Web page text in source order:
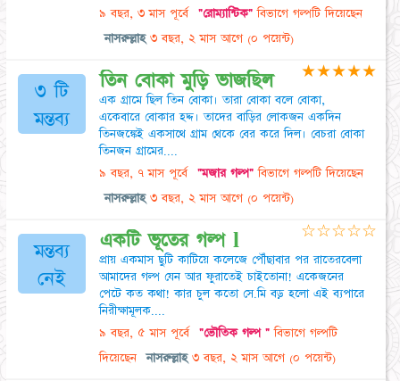
৯ বছর, ৩ মাস পূর্বে "রোম্যান্টিক"বিভাগে গল্পটি দিয়েছেন
নাসরুল্লাহ ৩ বছর, ২ মাস আগে (০ পয়েন্ট)
৩ টি
মন্তব্য
তিন বোকা মুড়ি ভাজছিল
এক গ্রামে ছিল তিন বোকা। তারা বোকা বলে বোকা,
একেবারে বোকার হদ্দ। তাদের বাড়ির লোকজন একদিন
তিনজঙ্কেই একসাথে গ্রাম থেকে বের করে দিল। বেচরা বোকা
তিনজন গ্রামের....
৯ বছর, ৭ মাস পূর্বে "মজার গল্প"বিভাগে গল্পটি দিয়েছেন
নাসরুল্লাহ ৩ বছর, ২ মাস আগে (০ পয়েন্ট)
★★★★★
মন্তব্য
নেই
একটি ভূতের গল্প l
প্রায় একমাস ছুটি কাটিয়ে কলেজে পৌঁছাবার পর রাতেরবেলা
আমাদের গল্প যেন আর ফুরাতেই চাইতোনা! একেজনের
পেটে কত কথা! কার চুল কতো সে.মি বড় হলো এই ব্যপারে
নিরীক্ষামূলক....
৯ বছর, ৫ মাস পূর্বে "ভৌতিক গল্প "বিভাগে গল্পটি
দিয়েছেন
নাসরুল্লাহ ৩ বছর, ২ মাস আগে (০ পয়েন্ট)
☆☆☆☆☆